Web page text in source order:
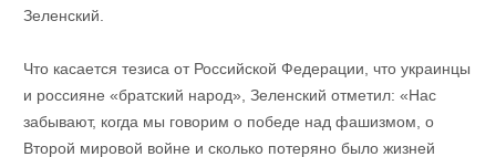
Зеленский.
Что касается тезиса от Российской Федерации, что украинцы
и россияне «братский народ», Зеленский отметил: «Нас
забывают, когда мы говорим о победе над фашизмом, о
Второй мировой войне и сколько потеряно было жизней